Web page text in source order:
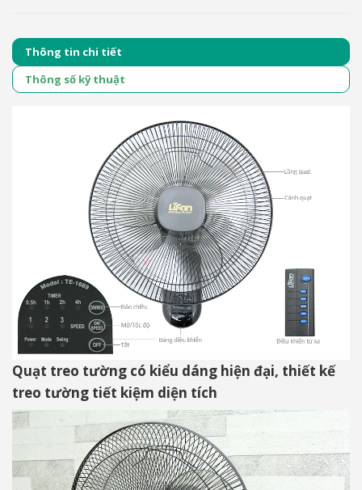
Thông tin chi tiết
Thông số kỹ thuật
Quạt treo tường có kiểu dáng hiện đại, thiết kế
treo tường tiết kiệm diện tích